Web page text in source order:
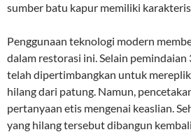
sumber batu kapur memiliki
Penggunaan teknologi modern
dalam restorasi ini. Selain
telah dipertimbangkan untuk
hilang dari patung. Namun,
pertanyaan etis mengenai keaslian.
yang hilang tersebut dibangun